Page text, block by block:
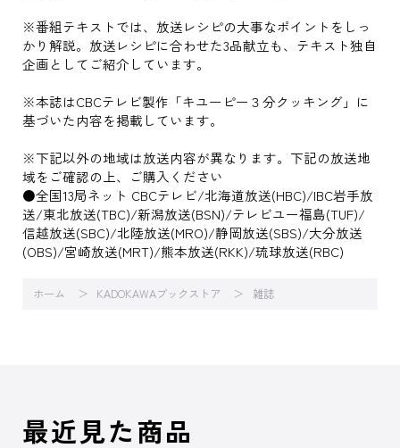
※番組テキストでは、放送レシピの大事なポイントをしっ
かり解説。放送レシピに合わせた3品献立も、テキスト独自
企画としてご紹介しています。
※本誌はCBCテレビ製作「キユーピー３分クッキング」に
基づいた内容を掲載しています。
※下記以外の地域は放送内容が異なります。下記の放送地
域をご確認の上、ご購入ください
●全国13局ネット CBCテレビ/北海道放送(HBC)/IBC岩手放
送/東北放送(TBC)/新潟放送(BSN)/テレビユー福島(TUF)/
信越放送(SBC)/北陸放送(MRO)/静岡放送(SBS)/大分放送
(OBS)/宮崎放送(MRT)/熊本放送(RKK)/琉球放送(RBC)
ホーム KADOKAWAブックストア 雑誌
最近見た商品